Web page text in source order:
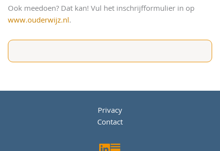
Ook meedoen? Dat kan! Vul het inschrijfformulier in op
www.ouderwijz.nl.
Privacy
Contact